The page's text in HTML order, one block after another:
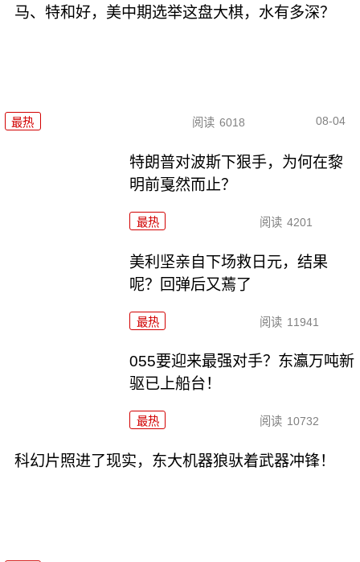
马、特和好，美中期选举这盘大棋，水有多深？
最热 阅读 6018 08-04
特朗普对波斯下狠手，为何在黎
明前戛然而止？
最热 阅读 4201
美利坚亲自下场救日元，结果
呢？回弹后又蔫了
最热 阅读 11941
055要迎来最强对手？东瀛万吨新
驱已上船台！
最热 阅读 10732
科幻片照进了现实，东大机器狼驮着武器冲锋！